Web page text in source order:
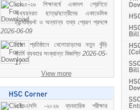
২০২৫-২৬ শিক্ষাবর্ষে একাদশ শ্রেণিতে
অধ্যয়নরত ছাত্র/ছাত্রীদের একাডেমিক
ট্রান্সক্রিপ্ট ও অন্যান্য তথ্য প্রেরণ প্রসঙ্গে
2026-06-09
শিক্ষা প্রতিষ্ঠানে খেলোয়াড়দের নতুন কুঁড়ি
জার্সি ব্যবহার সংক্রান্ত বিজ্ঞপ্তি 2026-05-
17
View more
এইচএসসি -২০২৬ ব্যবহারিক পরীক্ষার